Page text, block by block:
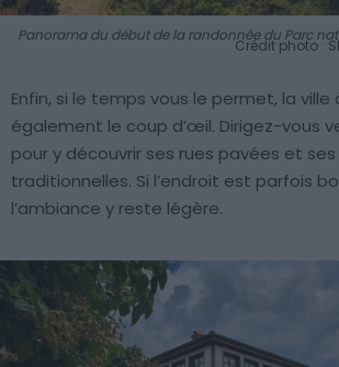
Panorama du début de la randonnée du Parc
Crédit photo :
Enfin, si le temps vous le permet, la ville
également le coup d’œil. Dirigez-vous
pour y découvrir ses rues pavées et
traditionnelles. Si l’endroit est parfois
l’ambiance y reste légère.